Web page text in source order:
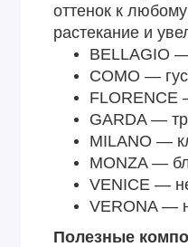
оттенок к
растекание и
BELLAGIO
COMO —
FLORENCE
GARDA —
MILANO —
MONZA —
VENICE —
VERONA —
Полезные